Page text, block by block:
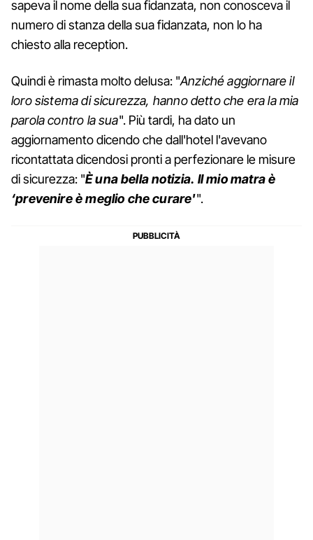
sapeva il nome della sua fidanzata, non conosceva il
numero di stanza della sua fidanzata, non lo ha
chiesto alla reception.
Quindi è rimasta molto delusa: "Anziché aggiornare il
loro sistema di sicurezza, hanno detto che era la mia
parola contro la sua". Più tardi, ha dato un
aggiornamento dicendo che dall'hotel l'avevano
ricontattata dicendosi pronti a perfezionare le misure
di sicurezza: "È una bella notizia. Il mio matra è
‘prevenire è meglio che curare'".